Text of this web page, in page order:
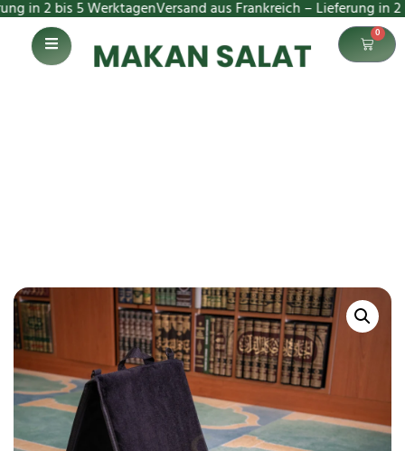
bis 5 WerktagenVersand aus Frankreich – Lieferung in 2 bis 5
0